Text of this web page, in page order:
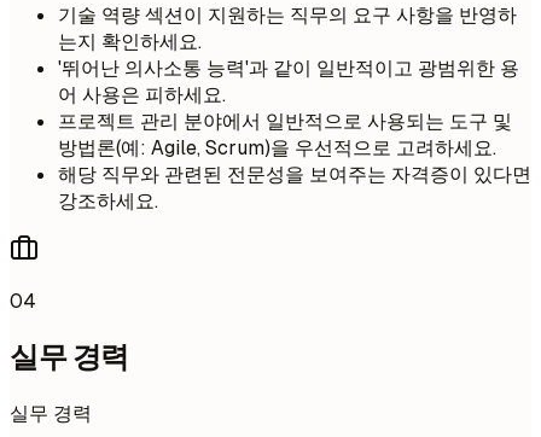
기술 역량 섹션이 지원하는 직무의 요구 사항을 반영하
는지 확인하세요.
'뛰어난 의사소통 능력'과 같이 일반적이고 광범위한 용
어 사용은 피하세요.
프로젝트 관리 분야에서 일반적으로 사용되는 도구 및
방법론(예: Agile, Scrum)을 우선적으로 고려하세요.
해당 직무와 관련된 전문성을 보여주는 자격증이 있다면
강조하세요.
04
실무 경력
실무 경력